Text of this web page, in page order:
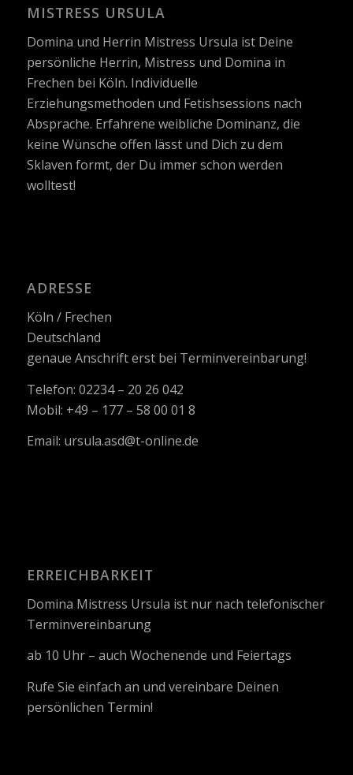
MISTRESS URSULA
Domina und Herrin Mistress Ursula ist Deine
persönliche Herrin, Mistress und Domina in
Frechen bei Köln. Individuelle
Erziehungsmethoden und Fetishsessions nach
Absprache. Erfahrene weibliche Dominanz, die
keine Wünsche offen lässt und Dich zu dem
Sklaven formt, der Du immer schon werden
wolltest!
ADRESSE
Köln / Frechen
Deutschland
genaue Anschrift erst bei Terminvereinbarung!
Telefon: 02234 – 20 26 042
Mobil: +49 – 177 – 58 00 01 8
Email: ursula.asd@t-online.de
ERREICHBARKEIT
Domina Mistress Ursula ist nur nach telefonischer
Terminvereinbarung
ab 10 Uhr – auch Wochenende und Feiertags
Rufe Sie einfach an und vereinbare Deinen
persönlichen Termin!